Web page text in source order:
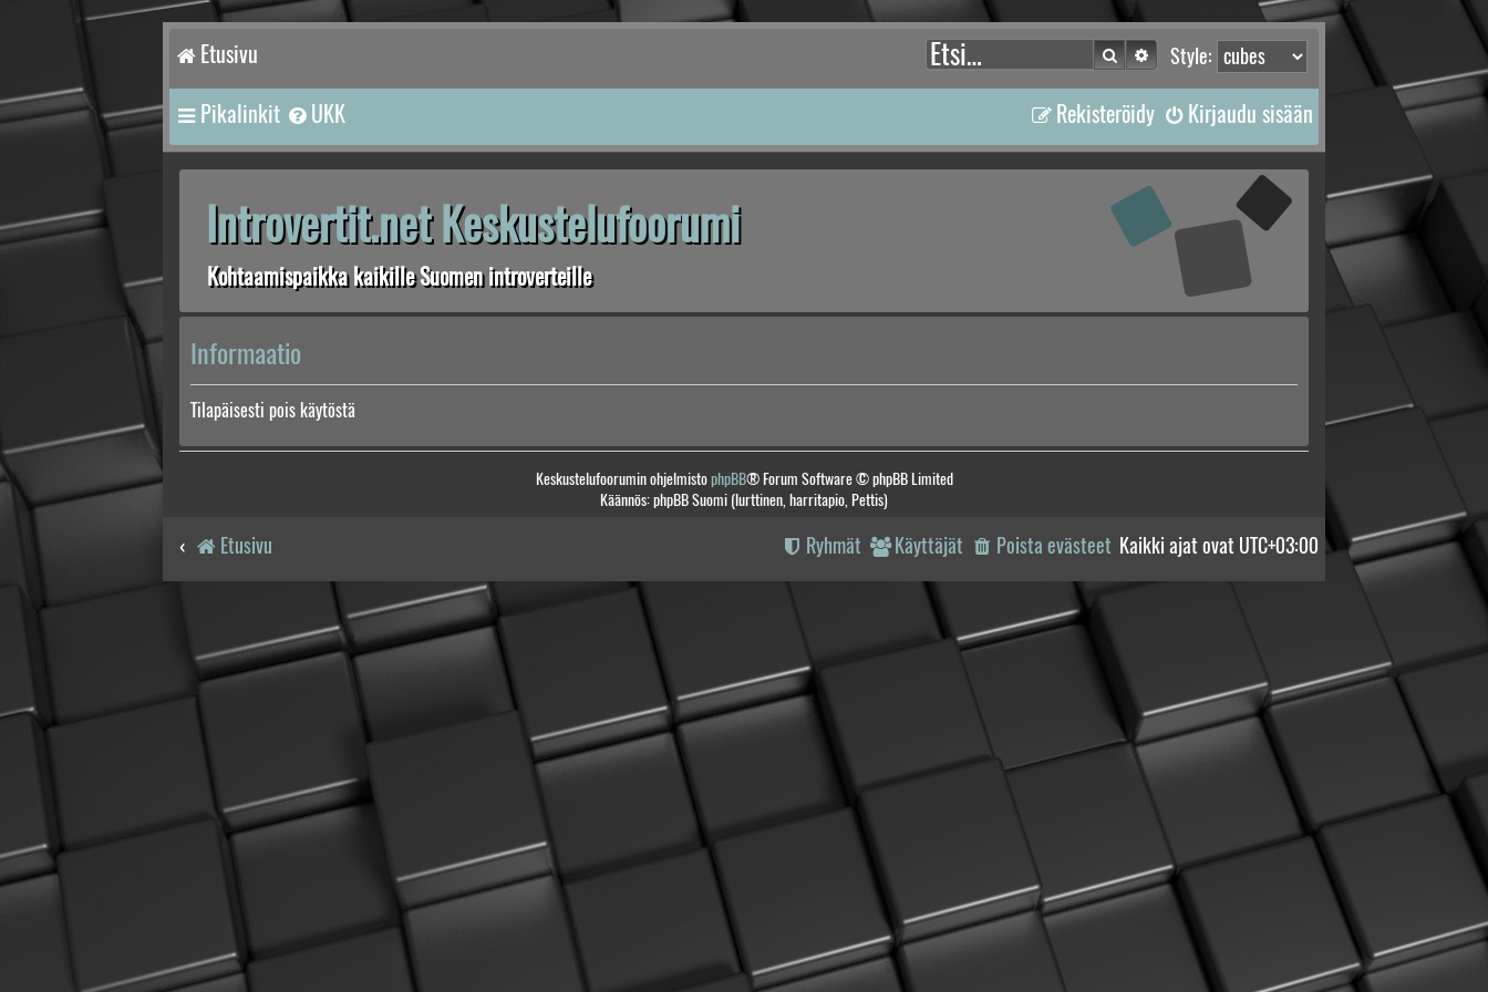
Etusivu Style:
Etsi Tarkennettu haku
Pikalinkit UKK Kirjaudu sisään
Rekisteröidy
Introvertit.net Keskustelufoorumi
Kohtaamispaikka kaikille Suomen introverteille
Informaatio
Tilapäisesti pois käytöstä
Keskustelufoorumin ohjelmistophpBB® Forum Software © phpBB Limited
Käännös: phpBB Suomi (lurttinen, harritapio, Pettis)
Etusivu Kaikki ajat ovat UTC+03:00
Poista evästeet
Käyttäjät
Ryhmät